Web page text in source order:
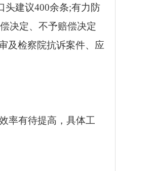
头建议400余条;有力防
决定、不予赔偿决定
及检察院抗诉案件、应
率有待提高，具体工